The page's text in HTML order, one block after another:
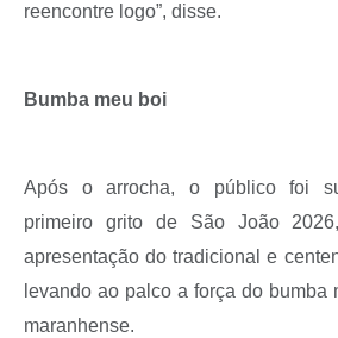
reencontre logo”, disse.
Bumba meu boi
Após o arrocha, o público foi
primeiro grito de São João
apresentação do tradicional e
levando ao palco a força do bumba
maranhense.